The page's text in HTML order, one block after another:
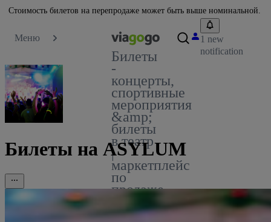
Стоимость билетов на перепродаже может быть выше номинальной.
Меню
Билеты
-
концерты,
спортивные
мероприятия
&amp;
билеты
в театр
|
маркетплейс
по
продаже
viagogo
1 new
notification
Билеты на ASYLUM